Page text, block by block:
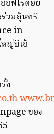
อฟโร้ดอย่
วมลุ้นทริ
in
ญ่บีเอ็
ง
ของ